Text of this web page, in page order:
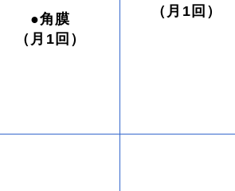
●角膜
（月1回）
（月1回）